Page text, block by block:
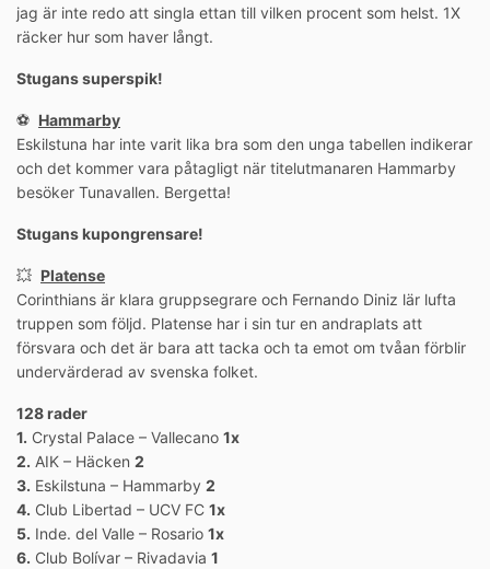
jag är inte redo att singla ettan till vilken procent som helst. 1X
räcker hur som haver långt.
Stugans superspik!
⚽️ Hammarby
Eskilstuna har inte varit lika bra som den unga tabellen indikerar
och det kommer vara påtagligt när titelutmanaren Hammarby
besöker Tunavallen. Bergetta!
Stugans kupongrensare!
💥 Platense
Corinthians är klara gruppsegrare och Fernando Diniz lär lufta
truppen som följd. Platense har i sin tur en andraplats att
försvara och det är bara att tacka och ta emot om tvåan förblir
undervärderad av svenska folket.
128 rader
1. Crystal Palace – Vallecano 1x
2. AIK – Häcken 2
3. Eskilstuna – Hammarby 2
4. Club Libertad – UCV FC 1x
5. Inde. del Valle – Rosario 1x
6. Club Bolívar – Rivadavia 1